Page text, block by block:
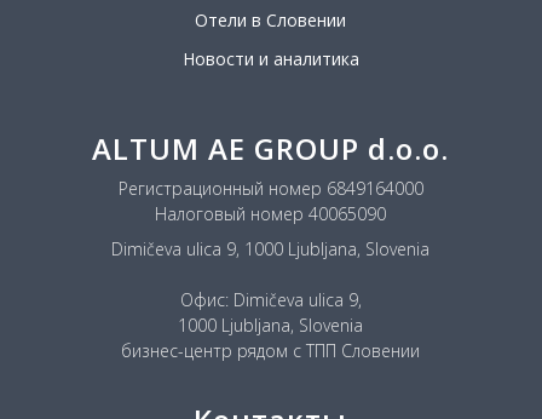
Отели в Словении
Новости и аналитика
ALTUM AE GROUP d.o.o.
Регистрационный номер 6849164000
Налоговый номер 40065090
Dimičeva ulica 9, 1000 Ljubljana, Slovenia
Офис: Dimičeva ulica 9,
1000 Ljubljana, Slovenia
бизнес-центр рядом с ТПП Словении